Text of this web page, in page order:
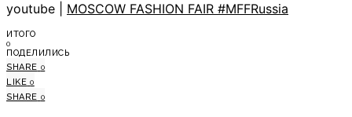
youtube | MOSCOW FASHION FAIR #MFFRussia
ИТОГО
0
ПОДЕЛИЛИСЬ
SHARE 0
LIKE 0
SHARE 0